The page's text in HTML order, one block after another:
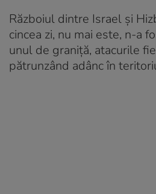
Războiul dintre Israel şi
cincea zi, nu mai este, n-a
unul de graniţă, atacurile
pătrunzând adânc în